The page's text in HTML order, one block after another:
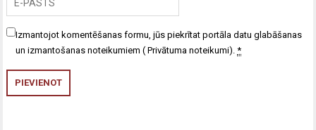
Izmantojot komentēšanas formu, jūs piekrītat portāla datu glabāšanas
un izmantošanas noteikumiem ( Privātuma noteikumi).*